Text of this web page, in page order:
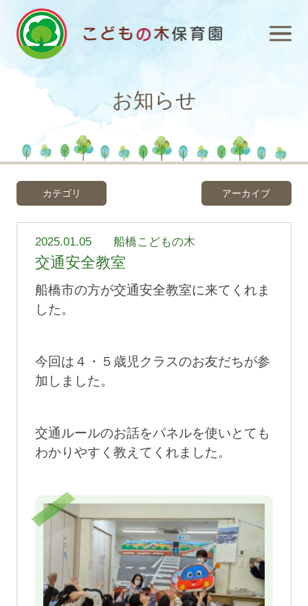
お知らせ
カテゴリ アーカイブ
2025.01.05 船橋こどもの木
交通安全教室
船橋市の方が交通安全教室に来てくれま
した。
今回は４・５歳児クラスのお友だちが参
加しました。
交通ルールのお話をパネルを使いとても
わかりやすく教えてくれました。